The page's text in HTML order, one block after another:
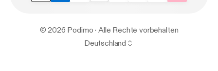
© 2026 Podimo · Alle Rechte vorbehalten
Deutschland